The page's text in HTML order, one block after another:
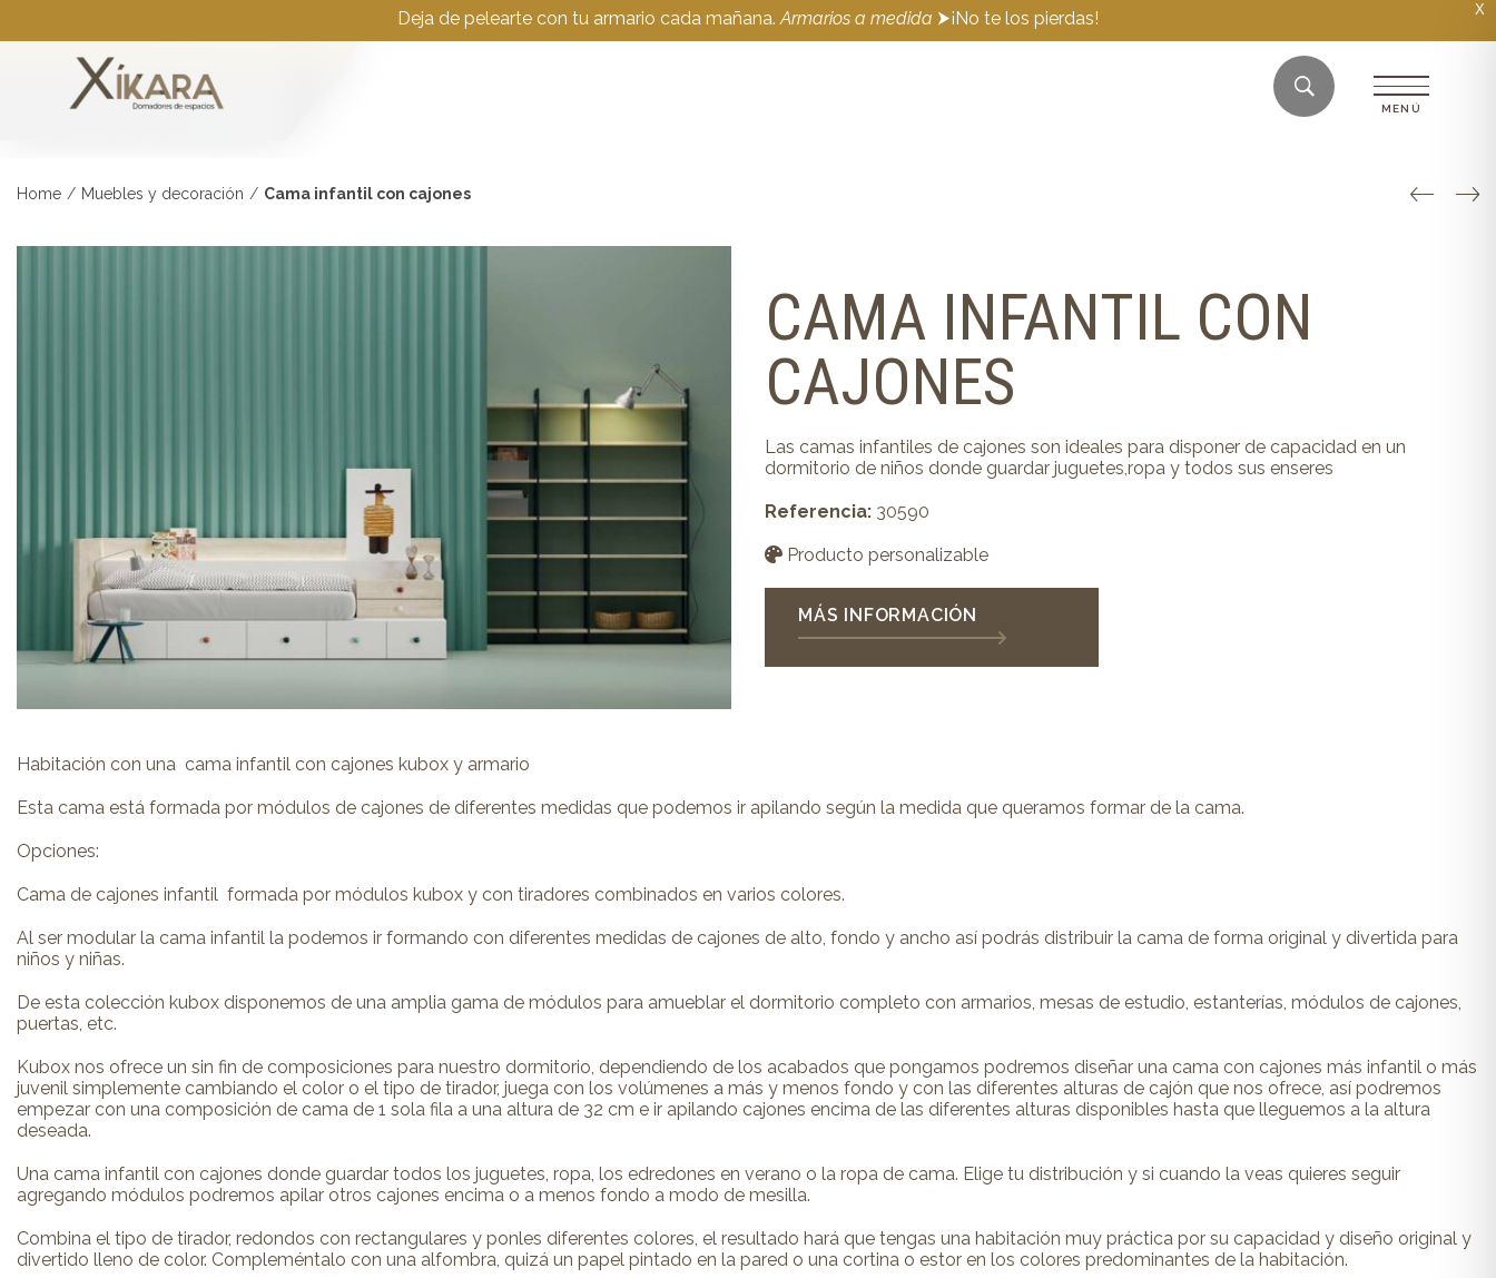
X
Deja de pelearte con tu armario cada mañana. Armarios a medida ⮞¡No te los pierdas!
Home / Muebles y decoración / Cama infantil con cajones
CAMA INFANTIL CON
CAJONES
Las camas infantiles de cajones son ideales para disponer de capacidad en un
dormitorio de niños donde guardar juguetes,ropa y todos sus enseres
Referencia: 30590
Producto personalizable
MÁS INFORMACIÓN
Habitación con una cama infantil con cajones kubox y armario
Esta cama está formada por módulos de cajones de diferentes medidas que podemos ir apilando según la medida que queramos formar de la cama.
Opciones:
Cama de cajones infantil formada por módulos kubox y con tiradores combinados en varios colores.
Al ser modular la cama infantil la podemos ir formando con diferentes medidas de cajones de alto, fondo y ancho así podrás distribuir la cama de forma original y divertida para
niños y niñas.
De esta colección kubox disponemos de una amplia gama de módulos para amueblar el dormitorio completo con armarios, mesas de estudio, estanterías, módulos de cajones,
puertas, etc.
Kubox nos ofrece un sin fin de composiciones para nuestro dormitorio, dependiendo de los acabados que pongamos podremos diseñar una cama con cajones más infantil o más
juvenil simplemente cambiando el color o el tipo de tirador, juega con los volúmenes a más y menos fondo y con las diferentes alturas de cajón que nos ofrece, así podremos
empezar con una composición de cama de 1 sola fila a una altura de 32 cm e ir apilando cajones encima de las diferentes alturas disponibles hasta que lleguemos a la altura
deseada.
Una cama infantil con cajones donde guardar todos los juguetes, ropa, los edredones en verano o la ropa de cama. Elige tu distribución y si cuando la veas quieres seguir
agregando módulos podremos apilar otros cajones encima o a menos fondo a modo de mesilla.
Combina el tipo de tirador, redondos con rectangulares y ponles diferentes colores, el resultado hará que tengas una habitación muy práctica por su capacidad y diseño original y
divertido lleno de color. Compleméntalo con una alfombra, quizá un papel pintado en la pared o una cortina o estor en los colores predominantes de la habitación.